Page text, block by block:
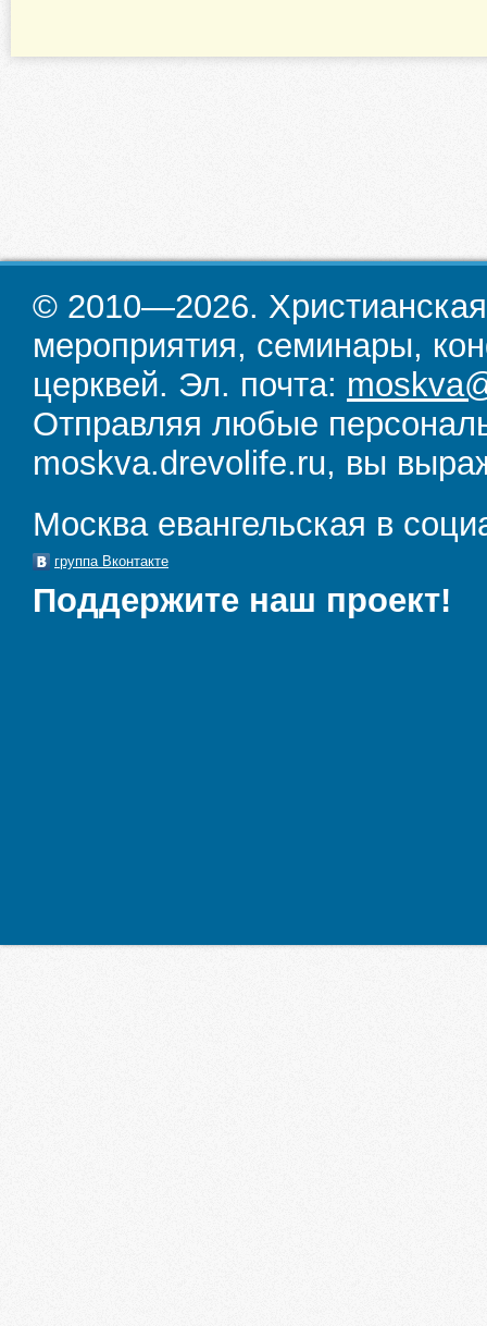
© 2010—2026.
мероприятия, семинары,
церквей. Эл. почта:
Отправляя любые
moskva.drevolife.ru, вы
Москва евангельская в
группа Вконтакте
Поддержите наш проект!